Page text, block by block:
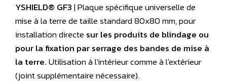
YSHIELD® GF3| Plaque spécifique universelle de
mise à la terre de taille standard 80x80 mm, pour
installation directesur les produits de blindage ou
pour la fixation par serrage des bandes de mise à
la terre.Utilisation à l'intérieur comme à l'extérieur
(joint supplémentaire nécessaire).